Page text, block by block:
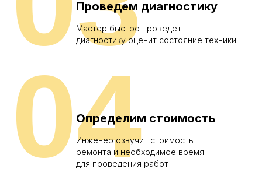
Проведем диагностику
Мастер быстро проведет
диагностику оценит состояние техники
Определим стоимость
Инженер озвучит стоимость
ремонта и необходимое время
для проведения работ
04